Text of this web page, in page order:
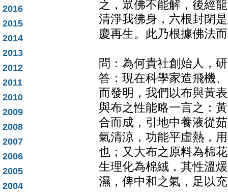
2016
2015
2014
2013
2012
2011
2010
2009
2008
2007
2006
2005
2004
之，眾佛不能解，後經
清淨我佛身，六根封閉
慶再生。此乃根據佛法
問：為何貴社創始人，
答：現在科學家造飛機
而發明，我們以布與黃
與布之性能略一言之：
合而成，引地中養液從
氣清涼，功能平虛熱，
也；又大布之原料為棉
生理化為棉絨，其性溫
濕，俾中和之氣，足以